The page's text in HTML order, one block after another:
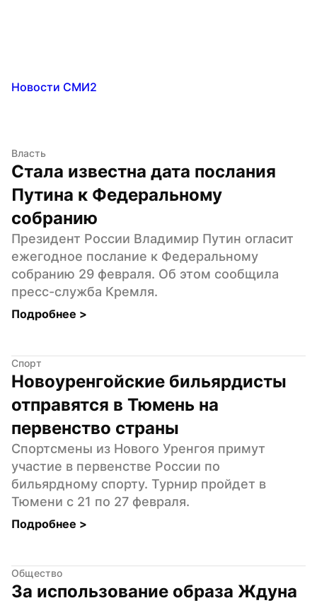
Новости СМИ2
Власть
Стала известна дата послания
Путина к Федеральному
собранию
Президент России Владимир Путин огласит
ежегодное послание к Федеральному
собранию 29 февраля. Об этом сообщила
пресс-служба Кремля.
Подробнее >
Спорт
Новоуренгойские бильярдисты
отправятся в Тюмень на
первенство страны
Спортсмены из Нового Уренгоя примут
участие в первенстве России по
бильярдному спорту. Турнир пройдет в
Тюмени с 21 по 27 февраля.
Подробнее >
Общество
За использование образа Ждуна